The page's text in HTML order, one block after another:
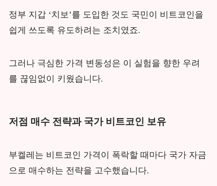
정부 지갑 ‘치보’를 도입한 것도 국민이 비트코인을
쉽게 쓰도록 유도하려는 조치였죠.
그러나 극심한 가격 변동성은 이 실험을 향한 우려
를 끊임없이 키웠습니다.
저점 매수 전략과 국가 비트코인 보유
부켈레는 비트코인 가격이 폭락할 때마다 국가 자금
으로 매수하는 전략을 고수했습니다.